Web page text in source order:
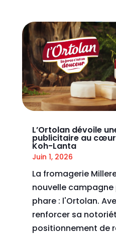
L’Ortolan dévoile
publicitaire au cœur
Koh-Lanta
Juin 1, 2026
La fromagerie
nouvelle
phare : l'Ortolan.
renforcer sa
positionnement de